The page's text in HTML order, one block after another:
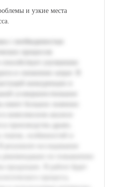
и узкие места